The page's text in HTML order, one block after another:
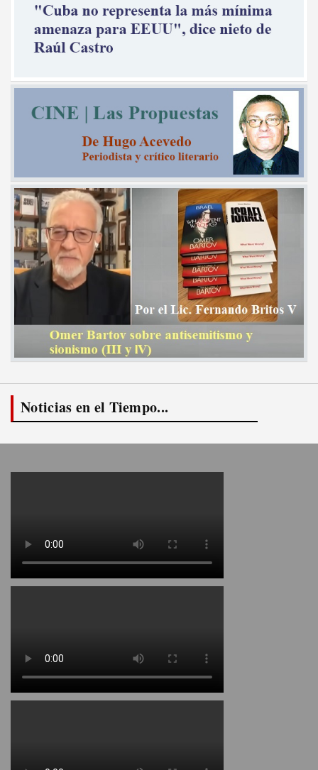
Noticias en el Tiempo...